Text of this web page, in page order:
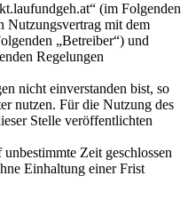
(im Folgenden
Nutzungsvertrag mit dem
„Betreiber“) und
Regelungen
nicht einverstanden bist, so
nutzen. Für die Nutzung des
Stelle veröffentlichten
Zeit geschlossen
Einhaltung einer Frist